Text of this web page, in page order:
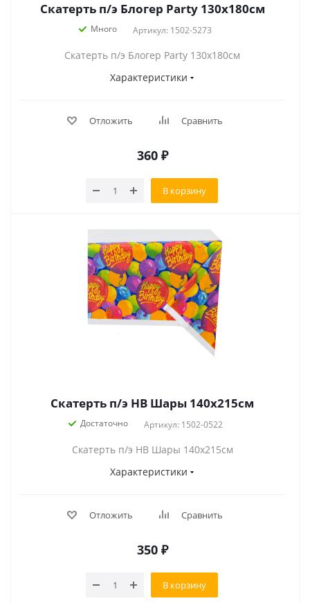
Скатерть п/э Блогер Party 130х180см
Много Артикул: 1502-5273
Скатерть п/э Блогер Party 130х180см
Характеристики
Отложить Сравнить
360 ₽
В корзину
Скатерть п/э HB Шары 140х215см
Достаточно Артикул: 1502-0522
Скатерть п/э HB Шары 140х215см
Характеристики
Отложить Сравнить
350 ₽
В корзину